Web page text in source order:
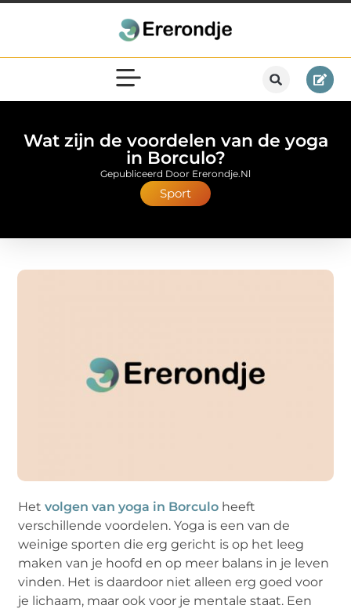
Wat zijn de voordelen van de yoga
in Borculo?
Sport
Gepubliceerd Door Ererondje.nl
Hetvolgen van yoga in Borculo heeft
verschillende voordelen. Yoga is een van de
weinige sporten die erg gericht is op het leeg
maken van je hoofd en op meer balans in je leven
vinden. Het is daardoor niet alleen erg goed voor
je lichaam, maar ook voor je mentale staat. Een